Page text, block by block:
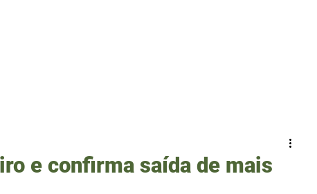
e confirma saída de mais